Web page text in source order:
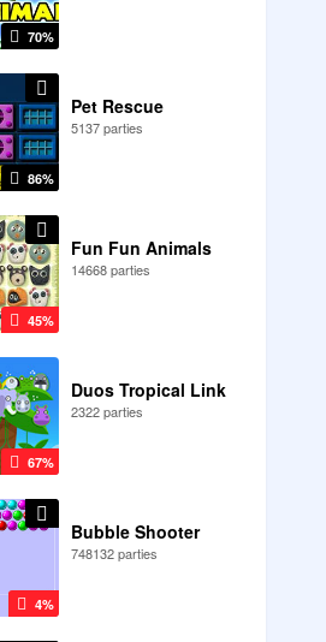
70%
86%
Pet Rescue
5137 parties
45%
Fun Fun Animals
14668 parties
67%
Duos Tropical Link
2322 parties
4%
Bubble Shooter
748132 parties